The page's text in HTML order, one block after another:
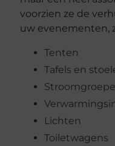
voorzien ze de
uw evenementen,
Tenten
Tafels en
Lichten
Toiletwagens